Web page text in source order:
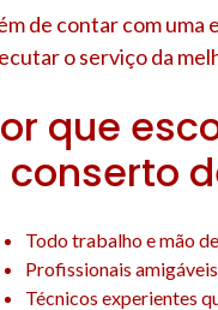
de contar com uma
o serviço da
que
conserto
Todo trabalho e mão
Profissionais
Técnicos experientes